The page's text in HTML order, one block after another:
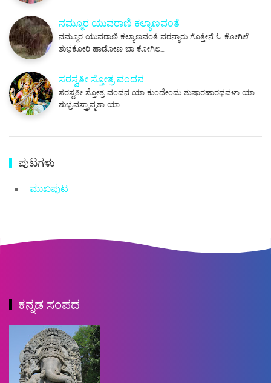
ನಮ್ಮೂರ ಯುವರಾಣಿ ಕಲ್ಯಾಣವಂತೆ
ನಮ್ಮೂರ ಯುವರಾಣಿ ಕಲ್ಯಾಣವಂತೆ ವರನ್ಯಾರು ಗೊತ್ತೇನೆ ಓ ಕೋಗಿಲೆ
ಶುಭಕೋರಿ ಹಾಡೋಣ ಬಾ ಕೋಗಿಲ…
ಸರಸ್ವತೀ ಸ್ತೋತ್ರ ವಂದನ
ಸರಸ್ವತೀ ಸ್ತೋತ್ರ ವಂದನ ಯಾ ಕುಂದೇಂದು ತುಷಾರಹಾರಧವಳಾ ಯಾ
ಶುಭ್ರವಸ್ತ್ರಾವೃತಾ ಯಾ…
ಪುಟಗಳು
ಮುಖಪುಟ
ಕನ್ನಡ ಸಂಪದ